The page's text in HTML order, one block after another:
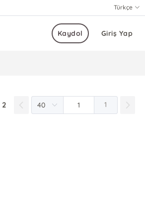
Türkçe
Giriş Yap
Kaydol
2 1